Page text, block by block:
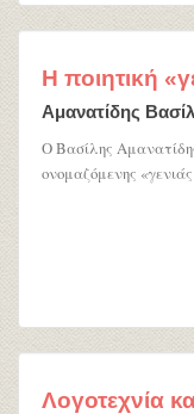
Η ποιητική
Αμανατίδης
Ο Βασίλης
ονομαζόμενης
Λογοτεχνία